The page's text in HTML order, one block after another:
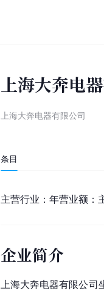
上海大奔电
上海大奔电器有限公司
条目
主营行业：年营业额：
企业简介
上海大奔电器有限公司